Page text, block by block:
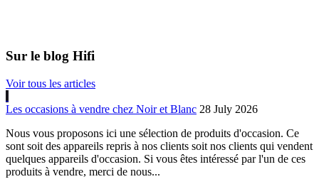
Sur le blog Hifi
Voir tous les articles
Les occasions à vendre chez Noir et Blanc 28 July 2026
Nous vous proposons ici une sélection de produits d'occasion. Ce
sont soit des appareils repris à nos clients soit nos clients qui vendent
quelques appareils d'occasion. Si vous êtes intéressé par l'un de ces
produits à vendre, merci de nous...